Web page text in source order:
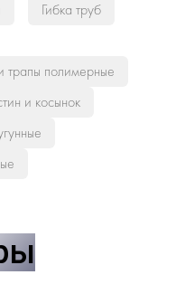
Гибка труб
трапы полимерные
и косынок